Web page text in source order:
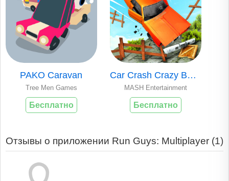
PAKO Caravan
Tree Men Games
Бесплатно
Car Crash Crazy Beam Drive 3D
MASH Entertainment
Бесплатно
Отзывы о приложении Run Guys: Multiplayer (1)